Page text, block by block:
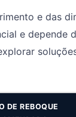
e das
e depende
DE REBOQUE